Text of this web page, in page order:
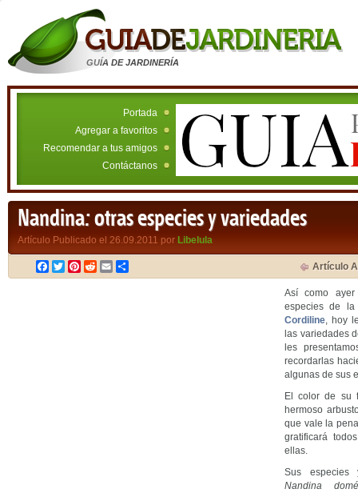
GUÍA DE JARDINERÍA
Portada
Agregar a favoritos
Recomendar a tus amigos
Contáctanos
Nandina: otras especies y variedades
Artículo Publicado el 26.09.2011 por Libelula
Facebook
TwitterPinterest
RedditEmail Artículo
Así como ayer
especies de la
Cordiline, hoy
las variedades
les
recordarlas
algunas de sus
El color de su
hermoso
que vale la
gratificará
ellas.
Sus especies
Nandina